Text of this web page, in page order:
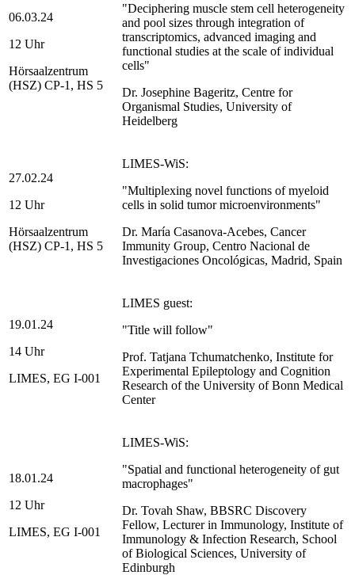
06.03.24
12 Uhr
Hörsaalzentrum
(HSZ) CP-1, HS 5
"Deciphering muscle stem cell heterogeneity
and pool sizes through integration of
transcriptomics, advanced imaging and
functional studies at the scale of individual
cells"
Dr. Josephine Bageritz, Centre for
Organismal Studies, University of
Heidelberg
27.02.24
12 Uhr
Hörsaalzentrum
(HSZ) CP-1, HS 5
LIMES-WiS:
"Multiplexing novel functions of myeloid
cells in solid tumor microenvironments"
Dr. María Casanova-Acebes, Cancer
Immunity Group, Centro Nacional de
Investigaciones Oncológicas, Madrid, Spain
19.01.24
14 Uhr
LIMES, EG I-001
LIMES guest:
"Title will follow"
Prof. Tatjana Tchumatchenko, Institute for
Experimental Epileptology and Cognition
Research of the University of Bonn Medical
Center
18.01.24
12 Uhr
LIMES, EG I-001
LIMES-WiS:
"Spatial and functional heterogeneity of gut
macrophages"
Dr. Tovah Shaw, BBSRC Discovery
Fellow, Lecturer in Immunology, Institute of
Immunology & Infection Research, School
of Biological Sciences, University of
Edinburgh